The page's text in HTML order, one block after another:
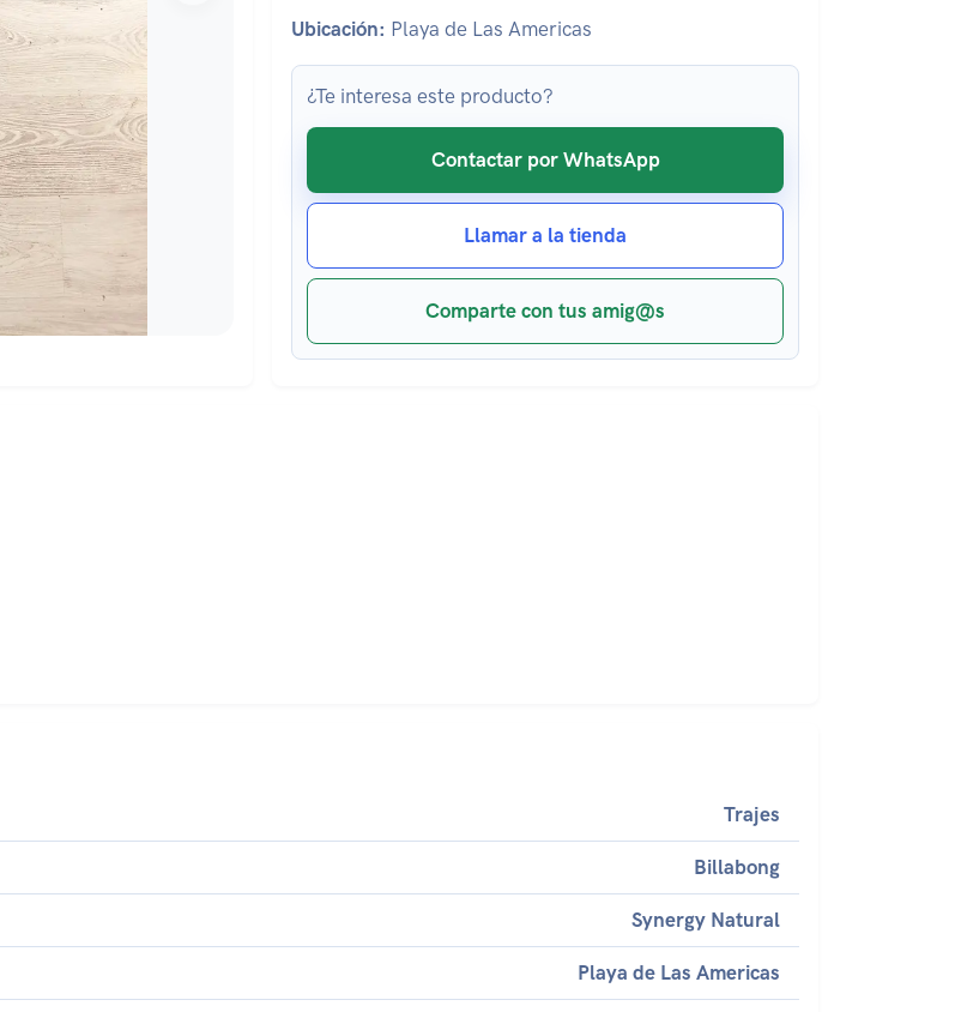
Ubicación: Playa de Las Americas
¿Te interesa este producto?
Contactar por WhatsApp
Llamar a la tienda
Comparte con tus amig@s
Trajes
Billabong
Synergy Natural
Playa de Las Americas